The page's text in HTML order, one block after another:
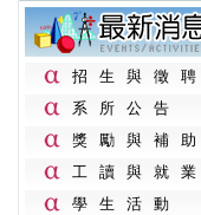
招生與徵聘
系所公告
獎勵與補助
工讀與就業
學生活動